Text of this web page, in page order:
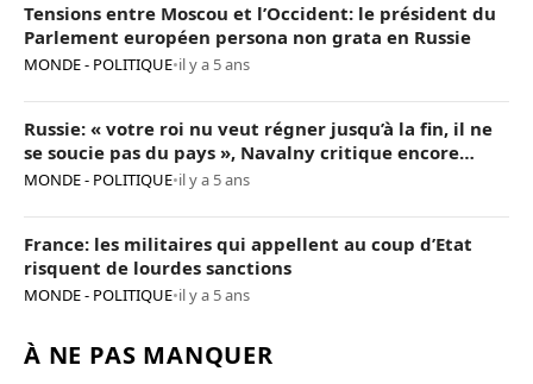
Tensions entre Moscou et l’Occident: le président du
Parlement européen persona non grata en Russie
MONDE - POLITIQUE•il y a 5 ans
Russie: « votre roi nu veut régner jusqu’à la fin, il ne
se soucie pas du pays », Navalny critique encore
Poutine
MONDE - POLITIQUE•il y a 5 ans
France: les militaires qui appellent au coup d’Etat
risquent de lourdes sanctions
MONDE - POLITIQUE•il y a 5 ans
À NE PAS MANQUER